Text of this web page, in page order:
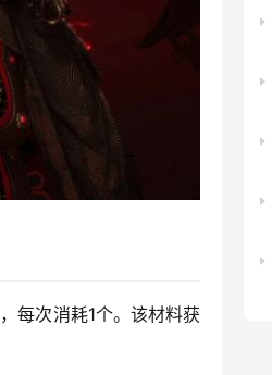
，每次消耗1个。该材料获